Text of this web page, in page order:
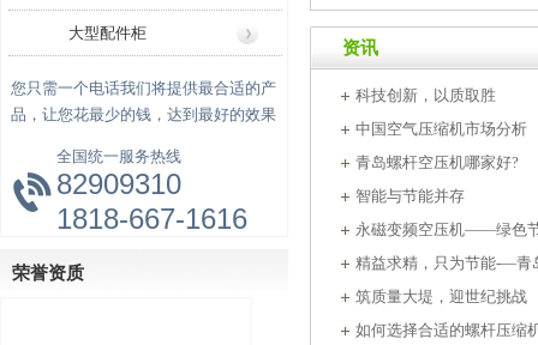
大型配件柜
您只需一个电话我们将提供最合适的产
品，让您花最少的钱，达到最好的效果
全国统一服务热线
82909310
1818-667-1616
荣誉资质
资讯
科技创新，以质取胜
中国空气压缩机市场分析
青岛螺杆空压机哪家好?
智能与节能并存
永磁变频空压机——绿色
精益求精，只为节能-—青
筑质量大堤，迎世纪挑战
如何选择合适的螺杆压缩